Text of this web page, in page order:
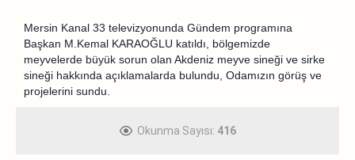
Mersin Kanal 33 televizyonunda Gündem programına
Başkan M.Kemal KARAOĞLU katıldı, bölgemizde
meyvelerde büyük sorun olan Akdeniz meyve sineği ve sirke
sineği hakkında açıklamalarda bulundu, Odamızın görüş ve
projelerini sundu.
Okunma Sayısı: 416